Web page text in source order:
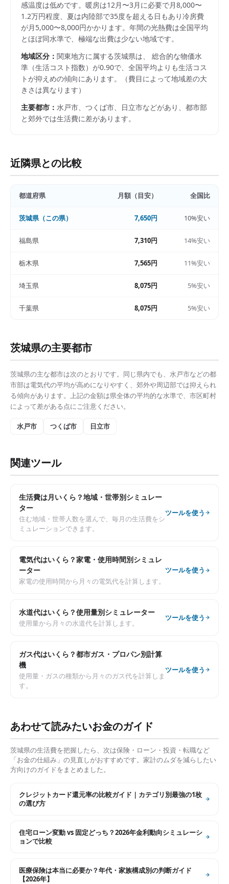
感温度は低めです。暖房は12月〜3月に必要で月8,000〜
1.2万円程度、夏は内陸部で35度を超える日もあり冷房費
が月5,000〜8,000円かかります。年間の光熱費は全国平均
とほぼ同水準で、極端な出費は少ない地域です。
地域区分： 関東地方に属する茨城県は、 総合的な物価水
準（生活コスト指数）が0.90で、 全国平均よりも生活コス
トが抑えめの傾向にあります。
（費目によって地域差の大
きさは異なります）
主要都市： 水戸市、つくば市、日立市などがあり、都市部
と郊外では生活費に差があります。
近隣県との比較
都道府県 月額（目安） 全国比
茨城県（この県） 7,650円 10%安い
福島県 7,310円 14%安い
栃木県 7,565円 11%安い
埼玉県 8,075円 5%安い
千葉県 8,075円 5%安い
茨城県の主要都市
茨城県の主な都市は次のとおりです。同じ県内でも、 水戸市などの都
市部は電気代の平均が高めになりやすく、郊外や周辺部では抑えられ
る傾向があります。上記の金額は県全体の平均的な水準で、市区町村
によって差がある点にご注意ください。
水戸市 つくば市 日立市
関連ツール
生活費は月いくら？地域・世帯別シミュレー
ター
住む地域・世帯人数を選んで、毎月の生活費をシ
ミュレーションできます。
ツールを使う
電気代はいくら？家電・使用時間別シミュレ
ーター
家電の使用時間から月々の電気代を計算します。
ツールを使う
水道代はいくら？使用量別シミュレーター
使用量から月々の水道代を計算します。
ツールを使う
ガス代はいくら？都市ガス・プロパン別計算
機
使用量・ガスの種類から月々のガス代を計算しま
す。
ツールを使う
あわせて読みたいお金のガイド
茨城県の生活費を把握したら、次は保険・ローン・投資・転職など
「お金の仕組み」の見直しがおすすめです。家計のムダを減らしたい
方向けのガイドをまとめました。
クレジットカード還元率の比較ガイド｜カテゴリ別最強の1枚
の選び方
住宅ローン変動 vs 固定どっち？2026年金利動向シミュレーシ
ョンで比較
医療保険は本当に必要か？年代・家族構成別の判断ガイド
【2026年】